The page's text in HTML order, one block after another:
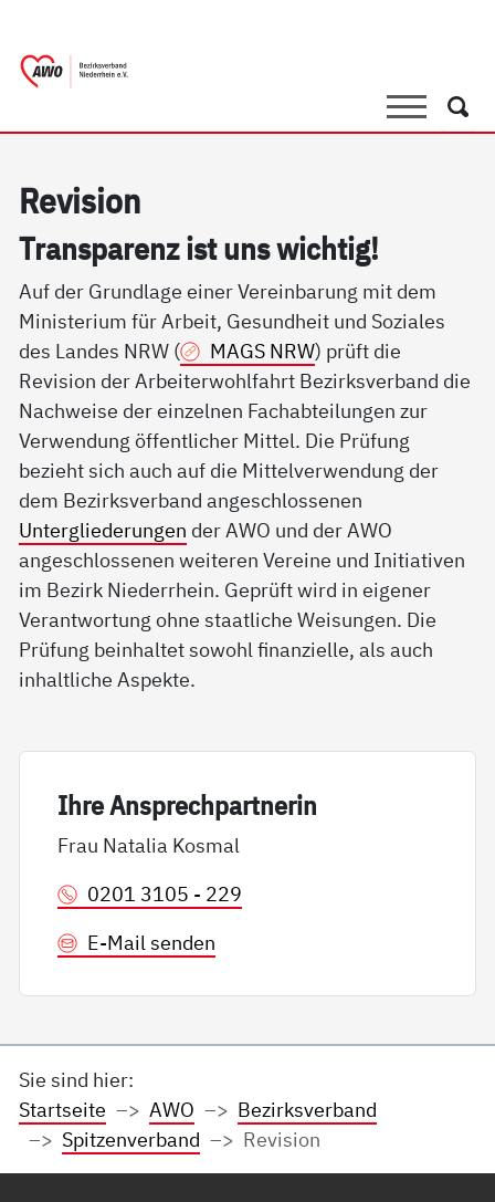
SucheSuche
Re­vi­si­on
Tran­s­pa­renz ist uns wich­tig!
Auf der Grundlage einer Vereinbarung mit dem
Ministerium für Arbeit, Gesundheit und Soziales
des Landes NRW (
MAGS NRW) prüft die
Revision der Arbeiterwohlfahrt Bezirksverband die
Nachweise der einzelnen Fachabteilungen zur
Verwendung öffentlicher Mittel. Die Prüfung
bezieht sich auch auf die Mittelverwendung der
dem Bezirksverband angeschlossenen
Untergliederungen der AWO und der AWO
angeschlossenen weiteren Vereine und Initiativen
im Bezirk Niederrhein. Geprüft wird in eigener
Verantwortung ohne staatliche Weisungen. Die
Prüfung beinhaltet sowohl finanzielle, als auch
inhaltliche Aspekte.
Ih­re An­sp­rech­part­ne­rin
Frau Natalia Kosmal
0201 3105 - 229
E-Mail senden
Sie sind hier:
Startseite
AWO
Bezirksverband
Spitzenverband
Revision